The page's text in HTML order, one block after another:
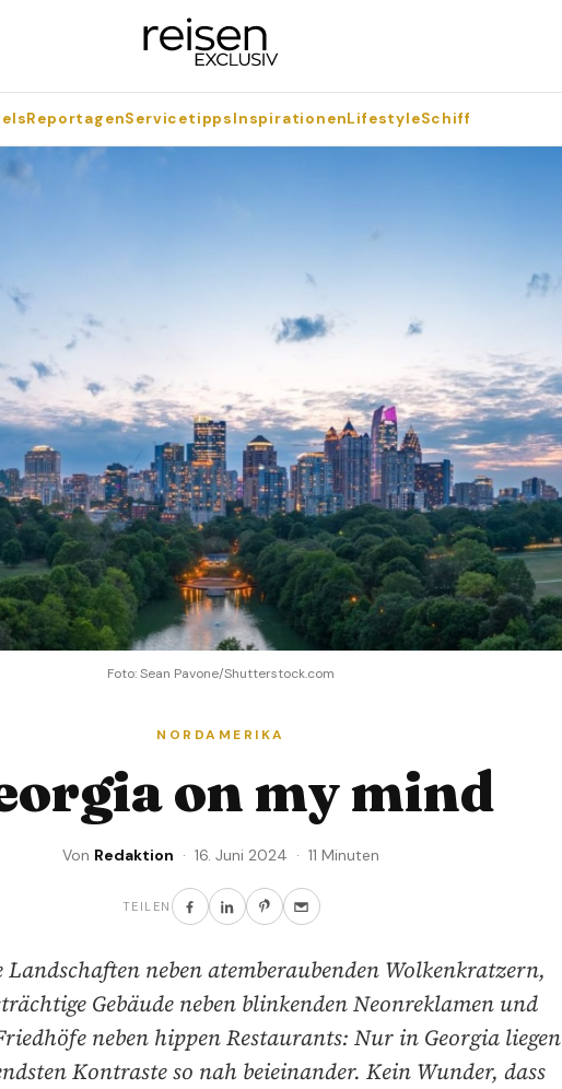
ReportagenServicetippsInspirationenLifestyleSchiff
Foto: Sean Pavone/Shutterstock.com
NORDAMERIKA
on my mind
Von Redaktion · 16. Juni 2024 · 11 Minuten
TEILEN
neben atemberaubenden Wolkenkratzern,
Gebäude neben blinkenden Neonreklamen und
neben hippen Restaurants: Nur in Georgia liegen
Kontraste so nah beieinander. Kein Wunder, dass